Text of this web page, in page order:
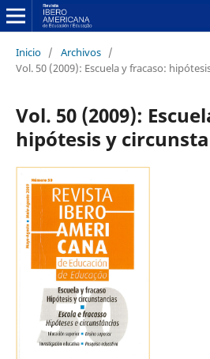
Inicio / Archivos /
Vol. 50 (2009): Escuela y fracaso:
Vol. 50 (2009):
hipótesis y